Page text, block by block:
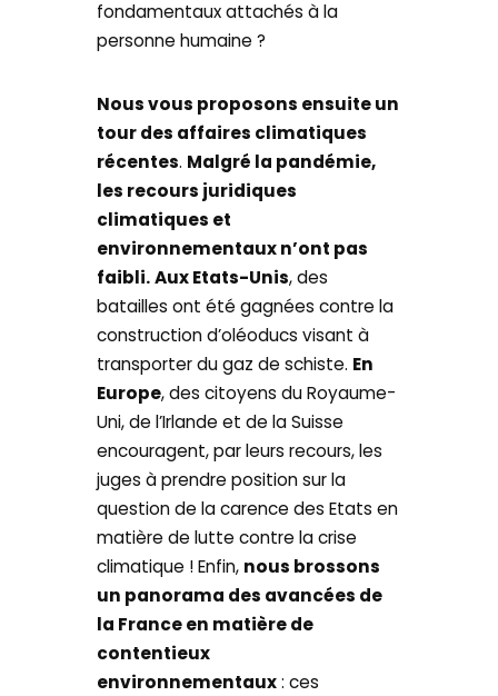
fondamentaux attachés à la
personne humaine ?
Nous vous proposons ensuite un
tour des affaires climatiques
récentes. Malgré la pandémie,
les recours juridiques
climatiques et
environnementaux n’ont pas
faibli. Aux Etats-Unis, des
batailles ont été gagnées contre la
construction d’oléoducs visant à
transporter du gaz de schiste. En
Europe, des citoyens du Royaume-
Uni, de l’Irlande et de la Suisse
encouragent, par leurs recours, les
juges à prendre position sur la
question de la carence des Etats en
matière de lutte contre la crise
climatique ! Enfin, nous brossons
un panorama des avancées de
la France en matière de
contentieux
environnementaux: ces